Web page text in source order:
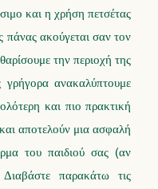
και η χρήση πετσέτας
ακούγεται σαν τον
την περιοχή της
ανακαλύπτουμε
και πιο πρακτική
αποτελούν μια ασφαλή
του παιδιού σας (αν
παρακάτω τις